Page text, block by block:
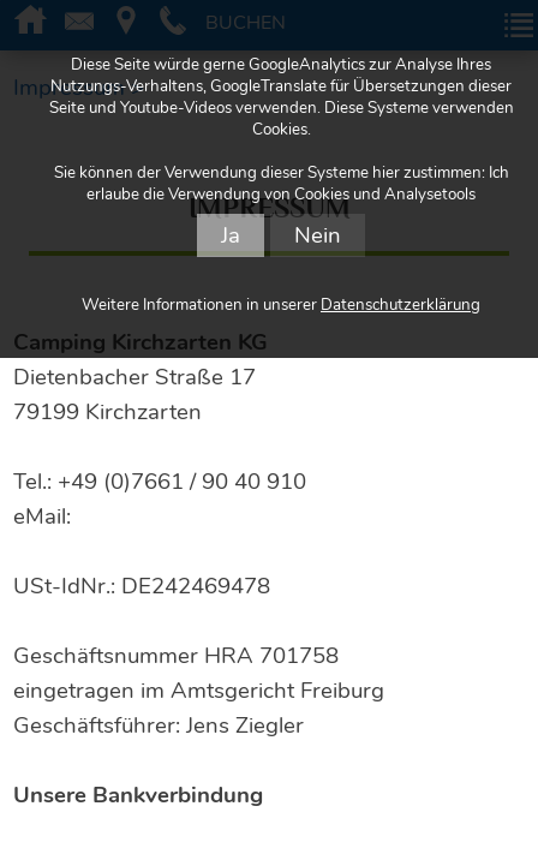
BUCHENBUCHEN
Impressum >
IMPRESSUM
Camping Kirchzarten KG
Dietenbacher Straße 17
79199 Kirchzarten
Tel.: +49 (0)7661 / 90 40 910
eMail:
USt-IdNr.: DE242469478
Geschäftsnummer HRA 701758
eingetragen im Amtsgericht Freiburg
Geschäftsführer: Jens Ziegler
Unsere Bankverbindung
Diese Seite würde gerne GoogleAnalytics zur Analyse Ihres
Nutzungs-Verhaltens, GoogleTranslate für Übersetzungen dieser
Seite und Youtube-Videos verwenden. Diese Systeme verwenden
Cookies.
Sie können der Verwendung dieser Systeme hier zustimmen: Ich
erlaube die Verwendung von Cookies und Analysetools
Ja Nein
Weitere Informationen in unserer Datenschutzerklärung